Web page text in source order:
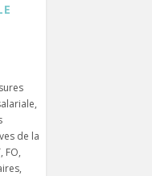
de la
FO,